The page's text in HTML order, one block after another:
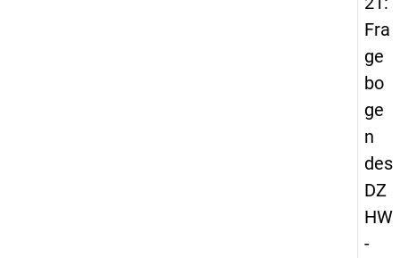
Fra
ge
bo
ge
n
des
DZ
HW
-